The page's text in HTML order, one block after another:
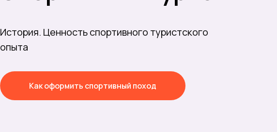
История. Ценность спортивного туристского
опыта
Как оформить спортивный поход